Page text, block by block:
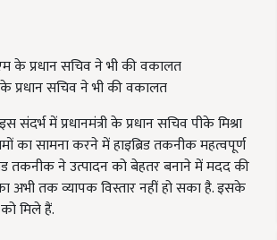
प्रधान सच‍िव ने भी की वकालत
में प्रधानमंत्री के प्रधान सचिव पीके मिश्रा
सामना करने में हाइब्रिड तकनीक महत्वपूर्ण
तकनीक ने उत्पादन को बेहतर बनाने में मदद की
अभी तक व्यापक विस्तार नहीं हो सका है. इसके
मिले हैं.